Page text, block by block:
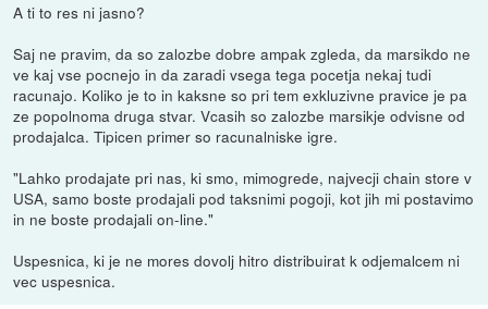
A ti to res ni jasno?
Saj ne pravim, da so zalozbe dobre ampak zgleda, da marsikdo ne
ve kaj vse pocnejo in da zaradi vsega tega pocetja nekaj tudi
racunajo. Koliko je to in kaksne so pri tem exkluzivne pravice je pa
ze popolnoma druga stvar. Vcasih so zalozbe marsikje odvisne od
prodajalca. Tipicen primer so racunalniske igre.
"Lahko prodajate pri nas, ki smo, mimogrede, najvecji chain store v
USA, samo boste prodajali pod taksnimi pogoji, kot jih mi postavimo
in ne boste prodajali on-line."
Uspesnica, ki je ne mores dovolj hitro distribuirat k odjemalcem ni
vec uspesnica.